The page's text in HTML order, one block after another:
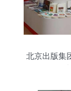
北京出版集